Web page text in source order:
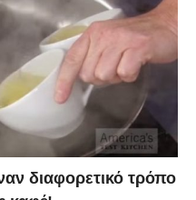
διαφορετικό τρόπο